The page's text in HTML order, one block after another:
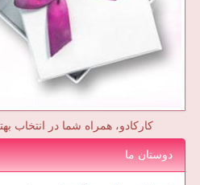
کارکادو، همراه شما در انتخاب
دوستان ما